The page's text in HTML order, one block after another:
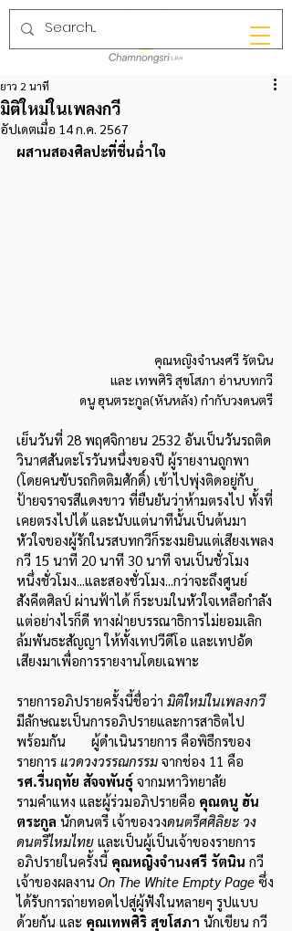
มิติใหม่ในเพลงกวี
ยาว 2 นาที
อัปเดตเมื่อ 14 ก.ค. 2567
ผสานสองศิลปะที่ชื่นฉ่ำใจ
คุณหญิงจำนงศรี รัตนิน
และ เทพศิริ สุขโสภา อ่านบทกวี
ดนู ฮุนตระกูล(หันหลัง) กำกับวงดนตรี
เย็นวันที่ 28 พฤศจิกายน 2532 อันเป็นวันรถติด
วินาศสันตะโรวันหนึ่งของปี ผู้รายงานถูกพา
(โดยคนขับรถกิตติมศักดิ์) เข้าไปพุ่งติดอยู่กับ
ป้ายจราจรสีแดงขาว ที่ยืนยันว่าห้ามตรงไป ทั้งที่
เคยตรงไปได้ และนับแต่นาทีนั้นเป็นต้นมา
หัวใจของผู้รักในรสบทกวีก็ระงมยินแต่เสียงเพลง
กวี 15 นาที 20 นาที 30 นาที จนเป็นชั่วโมง
หนึ่งชั่วโมง...และสองชั่วโมง...กว่าจะถึงศูนย์
สังคีตศิลป์ ผ่านฟ้าได้ ก็ระบมในหัวใจเหลือกำลัง
แต่อย่างไรก็ดี ทางฝ่ายบรรณาธิการไม่ยอมเลิก
ล้มพันธะสัญญา ให้ทั้งเทปวีดีโอ และเทปอัด
เสียงมาเพื่อการรายงานโดยเฉพาะ
รายการอภิปรายครั้งนี้ชื่อว่า มิติใหม่ในเพลงกวี
มีลักษณะเป็นการอภิปรายและการสาธิตไป
พร้อมกัน       ผู้ดำเนินรายการ คือพิธีกรของ
รายการ แวดวงวรรณกรรม จากช่อง 11 คือ
รศ.รื่นฤทัย สัจจพันธุ์ จากมหาวิทยาลัย
รามคำแหง และผู้ร่วมอภิปรายคือ คุณดนู ฮัน
ตระกูล นักดนตรี เจ้าของวงดนตรีศศิลิยะ วง
ดนตรีไหมไทย และเป็นผู้เป็นเจ้าของรายการ
อภิปรายในครั้งนี้ คุณหญิงจำนงศรี รัตนิน กวี
เจ้าของผลงาน On The White Empty Page ซึ่ง
ได้รับการถ่ายทอดไปสู่ผู้ฟังในหลายๆ รูปแบบ
ด้วยกัน และ คุณเทพศิริ สุขโสภา นักเขียน กวี